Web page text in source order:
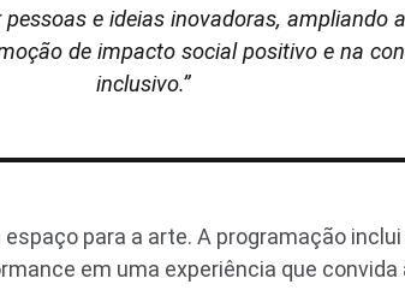
e ideias inovadoras, ampliando
de impacto social positivo e na
inclusivo.”
para a arte. A programação
em uma experiência que